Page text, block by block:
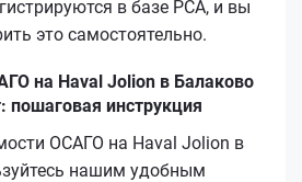
в базе РСА, и вы
это самостоятельно.
на Haval Jolion в Балаково
пошаговая инструкция
ОСАГО на Haval Jolion в
нашим удобным